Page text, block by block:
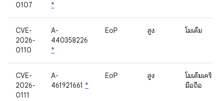
0107
*
CVE-
2026-
0110
A-
440358226
*
EoP สูง โมเด็ม
CVE-
2026-
0111
A-
461921661 *
EoP สูง
โมเด็มเครือ
มือถือ